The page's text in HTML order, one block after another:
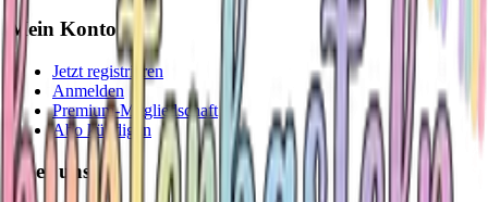
Mein Konto
Jetzt registrieren
Anmelden
Premium-Mitgliedschaft
Abo kündigen
Über uns